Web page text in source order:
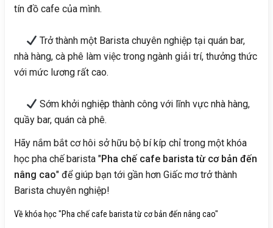
tín đồ cafe của mình.
Trở thành một Barista chuyên nghiệp tại quán bar,
nhà hàng, cà phê làm việc trong ngành giải trí, thưởng thức
với mức lương rất cao.
Sớm khởi nghiệp thành công với lĩnh vực nhà hàng,
quầy bar, quán cà phê.
Hãy nắm bắt cơ hôi sở hữu bộ bí kíp chỉ trong một khóa
học pha chế barista "Pha chế cafe barista từ cơ bản đến
nâng cao" để giúp bạn tới gần hơn Giấc mơ trở thành
Barista chuyên nghiệp!
Về khóa học "Pha chế cafe barista từ cơ bản đến nâng cao"